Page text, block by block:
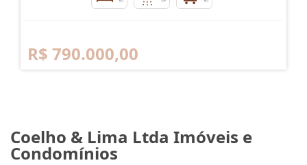
R$ 790.000,00
Coelho & Lima Ltda Imóveis e
Condomínios